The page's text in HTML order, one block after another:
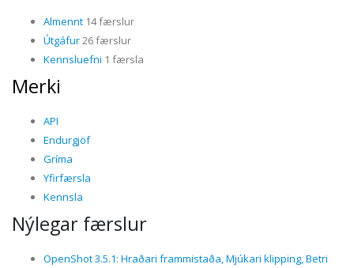
Almennt 14 færslur
Útgáfur26 færslur
Kennsluefni 1 færsla
Merki
API
Endurgjöf
Gríma
Yfirfærsla
Kennsla
Nýlegar færslur
OpenShot 3.5.1: Hraðari frammistaða, Mjúkari klipping, Betri